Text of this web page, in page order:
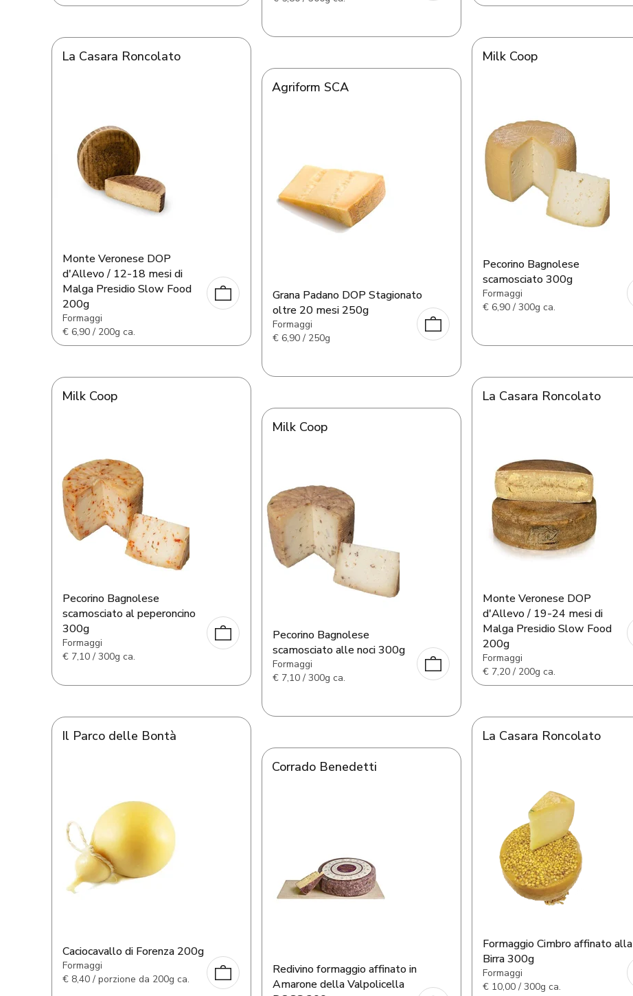
La Casara Roncolato
Monte Veronese DOP
d'Allevo / 12-18 mesi di
Malga Presidio Slow Food
200g
Formaggi
€ 6,90 / 200g ca.
Agriform SCA
Grana Padano DOP Stagionato
oltre 20 mesi 250g
Formaggi
€ 6,90 / 250g
Milk Coop
Pecorino Bagnolese
scamosciato 300g
Formaggi
€ 6,90 / 300g ca.
Milk Coop
Pecorino Bagnolese
scamosciato al peperoncino
300g
Formaggi
€ 7,10 / 300g ca.
Milk Coop
Pecorino Bagnolese
scamosciato alle noci 300g
Formaggi
€ 7,10 / 300g ca.
La Casara Roncolato
Monte Veronese DOP
d'Allevo / 19-24 mesi di
Malga Presidio Slow Food
200g
Formaggi
€ 7,20 / 200g ca.
Il Parco delle Bontà
Caciocavallo di Forenza 200g
Formaggi
€ 8,40 / porzione da 200g ca.
Corrado Benedetti
Redivino formaggio affinato in
Amarone della Valpolicella
La Casara Roncolato
Formaggio Cimbro affinato alla
Birra 300g
Formaggi
€ 10,00 / 300g ca.